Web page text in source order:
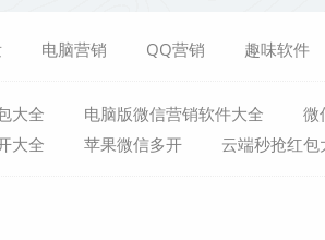
电脑营销 QQ营销 趣味软件
大全 电脑版微信营销软件大全 微
大全 苹果微信多开 云端秒抢红包